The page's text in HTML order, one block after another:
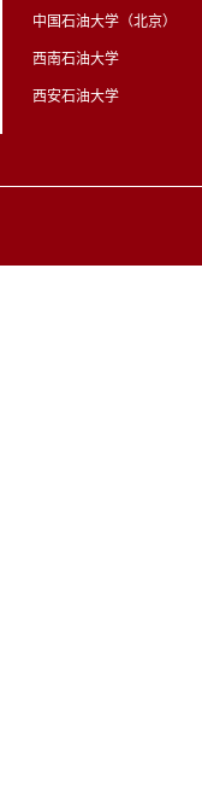
中国石油大学（北京）
西南石油大学
西安石油大学